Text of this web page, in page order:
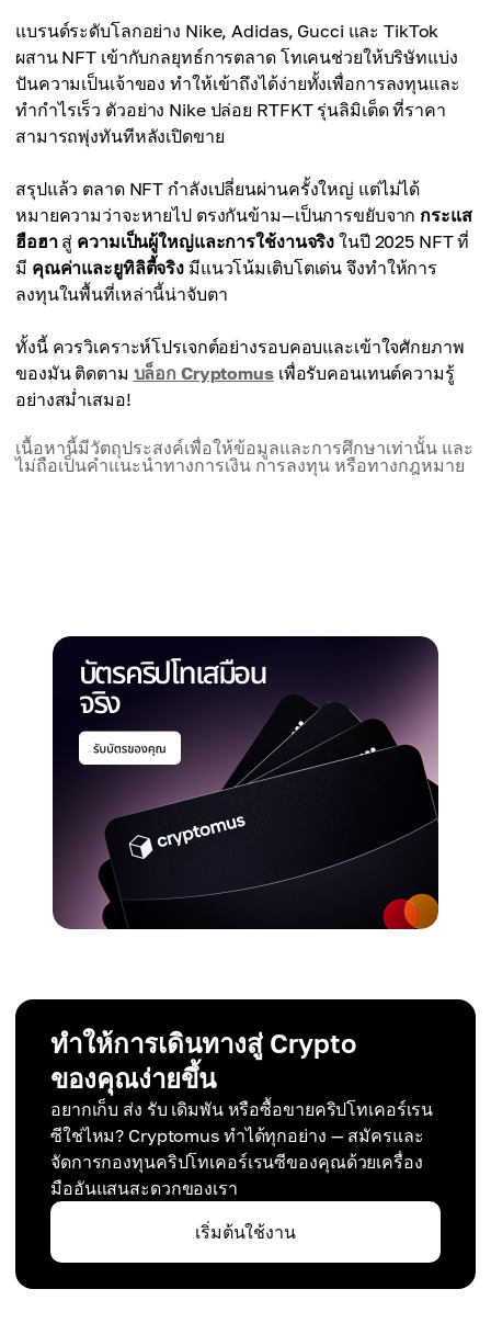
แบรนด์ระดับโลกอย่าง Nike, Adidas, Gucci และ TikTok
ผสาน NFT เข้ากับกลยุทธ์การตลาด โทเคนช่วยให้บริษัทแบ่ง
ปันความเป็นเจ้าของ ทำให้เข้าถึงได้ง่ายทั้งเพื่อการลงทุนและ
ทำกำไรเร็ว ตัวอย่าง Nike ปล่อย RTFKT รุ่นลิมิเต็ด ที่ราคา
สามารถพุ่งทันทีหลังเปิดขาย
สรุปแล้ว ตลาด NFT กำลังเปลี่ยนผ่านครั้งใหญ่ แต่ไม่ได้
หมายความว่าจะหายไป ตรงกันข้าม—เป็นการขยับจาก กระแส
ฮือฮาสู่ ความเป็นผู้ใหญ่และการใช้งานจริง ในปี 2025 NFT ที่
มี คุณค่าและยูทิลิตี้จริง มีแนวโน้มเติบโตเด่น จึงทำให้การ
ลงทุนในพื้นที่เหล่านี้น่าจับตา
ทั้งนี้ ควรวิเคราะห์โปรเจกต์อย่างรอบคอบและเข้าใจศักยภาพ
ของมัน ติดตาม บล็อก Cryptomusเพื่อรับคอนเทนต์ความรู้
อย่างสม่ำเสมอ!
เนื้อหานี้มีวัตถุประสงค์เพื่อให้ข้อมูลและการศึกษาเท่านั้น และ
ไม่ถือเป็นคำแนะนำทางการเงิน การลงทุน หรือทางกฎหมาย
ทำให้การเดินทางสู่ Crypto
ของคุณง่ายขึ้น
อยากเก็บ ส่ง รับ เดิมพัน หรือซื้อขายคริปโทเคอร์เรน
ซีใช่ไหม? Cryptomus ทำได้ทุกอย่าง — สมัครและ
จัดการกองทุนคริปโทเคอร์เรนซีของคุณด้วยเครื่อง
มืออันแสนสะดวกของเรา
เริ่มต้นใช้งาน